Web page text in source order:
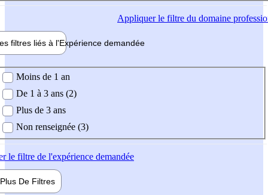
Appliquerle filtre du domaine
filtres liés à l'Expérience demandée
demandée
Moins de 1 an
De 1 à 3 ans (2)
Plus de 3 ans
Non renseignée (3)
le filtre de l'expérience demandée
Plus De Filtres